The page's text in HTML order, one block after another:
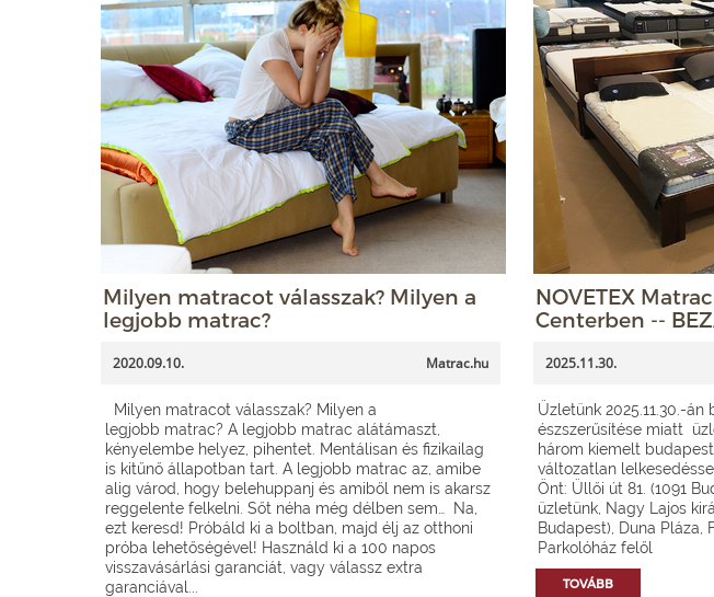
Milyen matracot válasszak? Milyen a
legjobb matrac?
2020.09.10. Matrac.hu
Milyen matracot válasszak? Milyen a
legjobb matrac? A legjobb matrac alátámaszt,
kényelembe helyez, pihentet. Mentálisan és fizikailag
is kitűnő állapotban tart. A legjobb matrac az, amibe
alig várod, hogy belehuppanj és amiből nem is akarsz
reggelente felkelni. Sőt néha még délben sem… Na,
ezt keresd! Próbáld ki a boltban, majd élj az otthoni
próba lehetőségével! Használd ki a 100 napos
visszavásárlási garanciát, vagy válassz extra
garanciával...
NOVETEX
Centerben --
2025.11.30.
Üzletünk 2025.11.30.-
észszerűsítése miatt
három kiemelt
változatlan
Önt: Üllői út 81. (1091
üzletünk, Nagy Lajos
Budapest), Duna Pláza,
Parkolóház felől
TOVÁBB